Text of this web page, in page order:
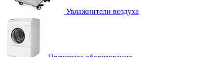
Увлажнители воздуха